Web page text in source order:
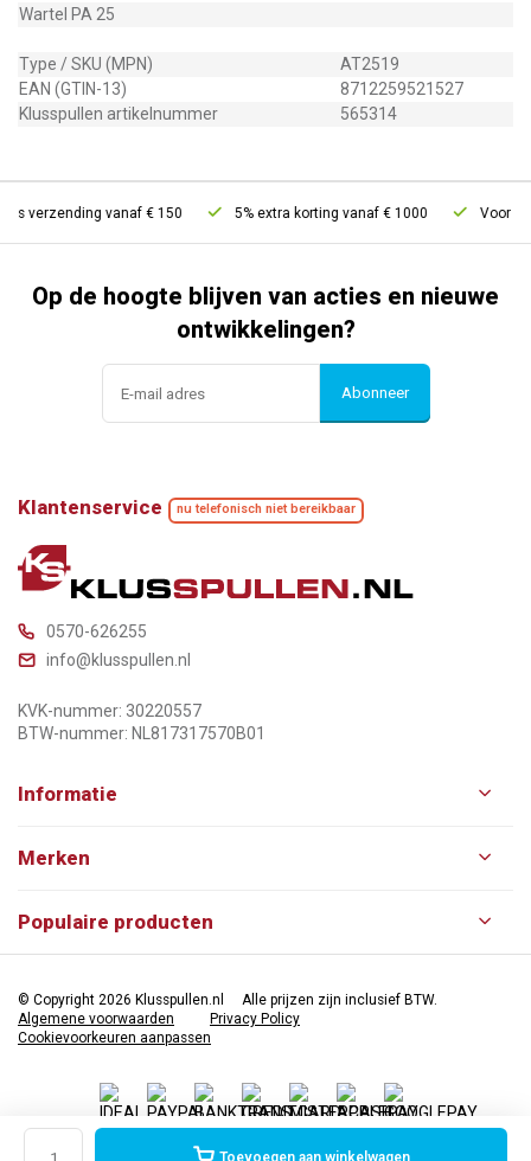
Toevoegen aan winkelwagen
Wartel PA 25
Type / SKU (MPN)
AT2519
EAN (GTIN-13)
8712259521527
Klusspullen artikelnummer
565314
verzending vanaf € 150 5% extra korting vanaf € 1000 Voor
Op de hoogte blijven van acties en nieuwe
ontwikkelingen?
Abonneer
Klantenservice nu telefonisch niet bereikbaar
0570-626255
info@klusspullen.nl
KVK-nummer: 30220557
BTW-nummer: NL817317570B01
Informatie
Merken
Populaire producten
© Copyright 2026 Klusspullen.nl
Alle prijzen zijn inclusief BTW.
Algemene voorwaarden
Privacy Policy
Cookievoorkeuren aanpassen